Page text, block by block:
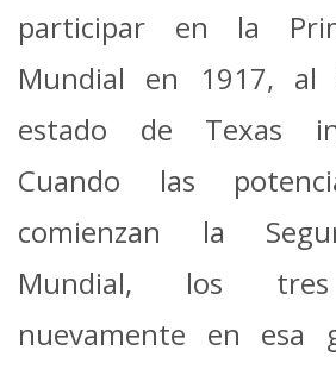
participar en la
Mundial en 1917,
estado de Texas
Cuando las
comienzan la
Mundial, los tres
nuevamente en esa